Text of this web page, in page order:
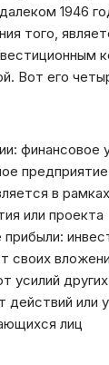
1946
того,
Вот его
финансовое
в
или проекта
своих
усилий
действий или
лиц